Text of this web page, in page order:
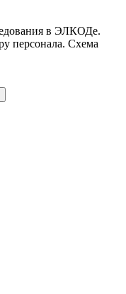
в ЭЛКОДе.
персонала. Схема